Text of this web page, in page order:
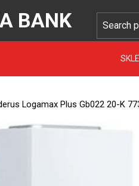
BANK
Logamax Plus Gb022 20-K